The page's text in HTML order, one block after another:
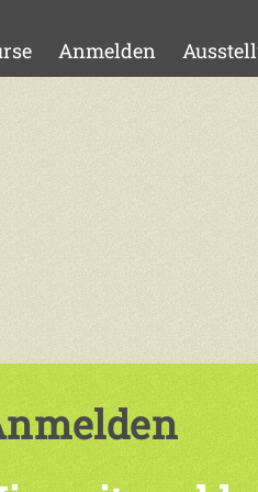
Anmelden